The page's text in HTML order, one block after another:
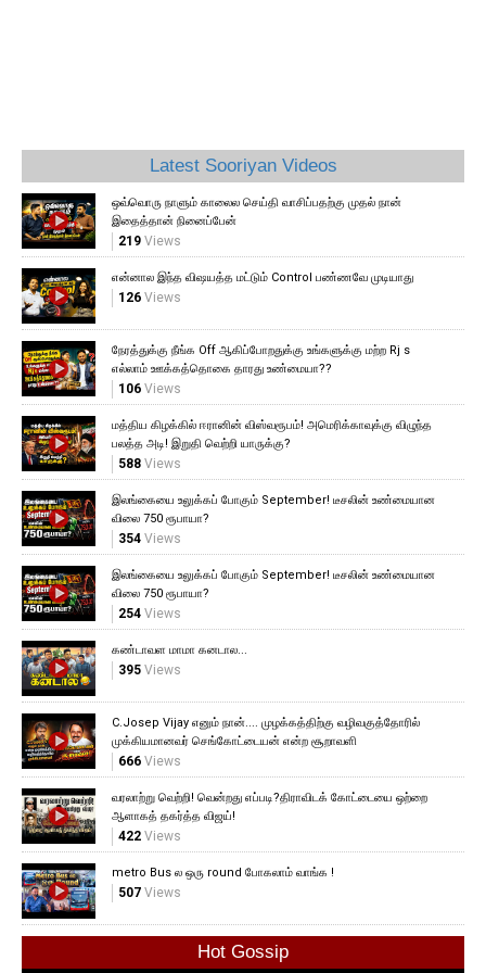
Latest Sooriyan Videos
ஒவ்வொரு நாளும் காலைல செய்தி வாசிப்பதற்கு முதல் நான்
இதைத்தான் நினைப்பேன்
219Views
என்னால இந்த விஷயத்த மட்டும் Control பண்ணவே முடியாது
126Views
நேரத்துக்கு நீங்க Off ஆகிப்போறதுக்கு உங்களுக்கு மற்ற Rj s
எல்லாம் ஊக்கத்தொகை தாரது உண்மையா??
106Views
மத்திய கிழக்கில் ஈரானின் விஸ்வரூபம்! அமெரிக்காவுக்கு விழுந்த
பலத்த அடி! இறுதி வெற்றி யாருக்கு?
588Views
இலங்கையை உலுக்கப் போகும் September! டீசலின் உண்மையான
விலை 750 ரூபாயா?
354Views
இலங்கையை உலுக்கப் போகும் September! டீசலின் உண்மையான
விலை 750 ரூபாயா?
254Views
கண்டாவள மாமா கனடால...
395Views
C.Josep Vijay எனும் நான்.... முழக்கத்திற்கு வழிவகுத்தோரில்
முக்கியமானவர் செங்கோட்டையன் என்ற சூறாவளி
666Views
வரலாற்று வெற்றி! வென்றது எப்படி?திராவிடக் கோட்டையை ஒற்றை
ஆளாகத் தகர்த்த விஜய்!
422Views
metro Bus ல ஒரு round போகலாம் வாங்க !
507Views
Hot Gossip